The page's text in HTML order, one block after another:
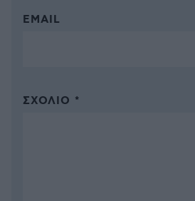
EMAIL
ΣΧΌΛΙΟ *